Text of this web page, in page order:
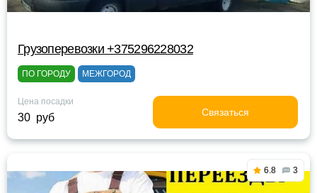
Грузоперевозки +375296228032
ПО ГОРОДУ МЕЖГОРОД
Цена посадки
30 руб Связаться
6.8 3